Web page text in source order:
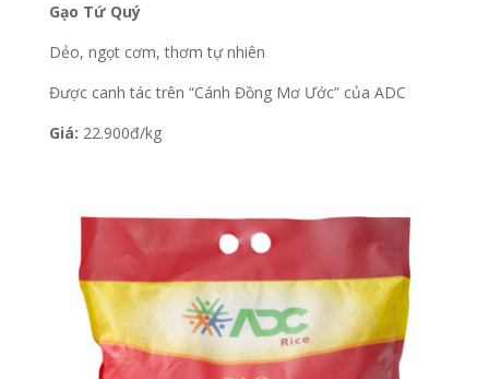
Gạo Tứ Quý
Dẻo, ngọt cơm, thơm tự nhiên
Được canh tác trên “Cánh Đồng Mơ Ước” của ADC
Giá: 22.900đ/kg